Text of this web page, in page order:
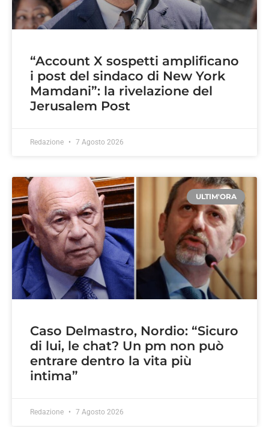
“Account X sospetti amplificano
i post del sindaco di New York
Mamdani”: la rivelazione del
Jerusalem Post
Redazione 7 Agosto 2026
ULTIM'ORA
Caso Delmastro, Nordio: “Sicuro
di lui, le chat? Un pm non può
entrare dentro la vita più
intima”
Redazione 7 Agosto 2026